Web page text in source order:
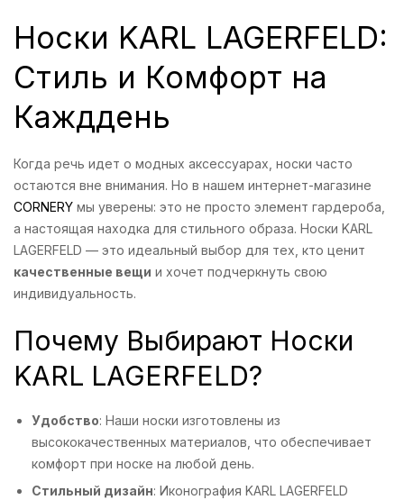
Носки KARL LAGERFELD:
Стиль и Комфорт на
Кажддень
Когда речь идет о модных аксессуарах, носки часто
остаются вне внимания. Но в нашем интернет-магазине
CORNERY мы уверены: это не просто элемент гардероба,
а настоящая находка для стильного образа. Носки KARL
LAGERFELD — это идеальный выбор для тех, кто ценит
качественные вещи и хочет подчеркнуть свою
индивидуальность.
Почему Выбирают Носки
KARL LAGERFELD?
Удобство: Наши носки изготовлены из
высококачественных материалов, что обеспечивает
комфорт при носке на любой день.
Стильный дизайн: Иконография KARL LAGERFELD